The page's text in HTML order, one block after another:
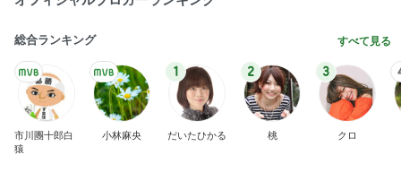
総合ランキング すべて見る
市川團十郎白
猿
小林麻央
1
だいたひかる
2
桃
3
クロ